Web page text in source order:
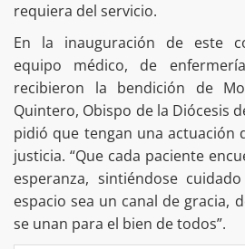
requiera del servicio.
En la inauguración de este
equipo médico, de
recibieron la bendición de
Quintero, Obispo de la Diócesis
pidió que tengan una actuación
justicia. “Que cada paciente
esperanza, sintiéndose
espacio sea un canal de gracia,
se unan para el bien de todos”.